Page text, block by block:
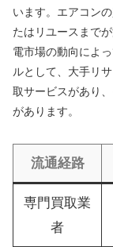
います。エアコン
たはリユースまで
電市場の動向によ
ルとして、大手リ
取サービスがあり
があります。
流通経路
専門買取業
者